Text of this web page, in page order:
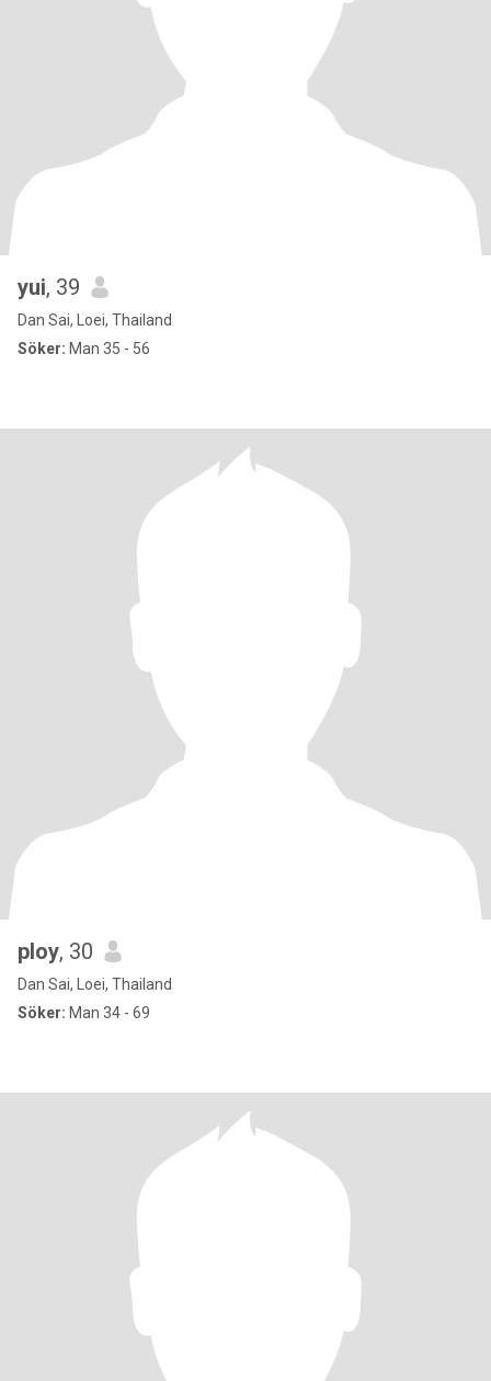
yui, 39
Dan Sai, Loei, Thailand
Söker: Man 35 - 56
ploy, 30
Dan Sai, Loei, Thailand
Söker: Man 34 - 69